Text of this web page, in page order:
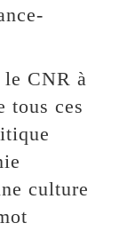
CNR à
tous ces
culture